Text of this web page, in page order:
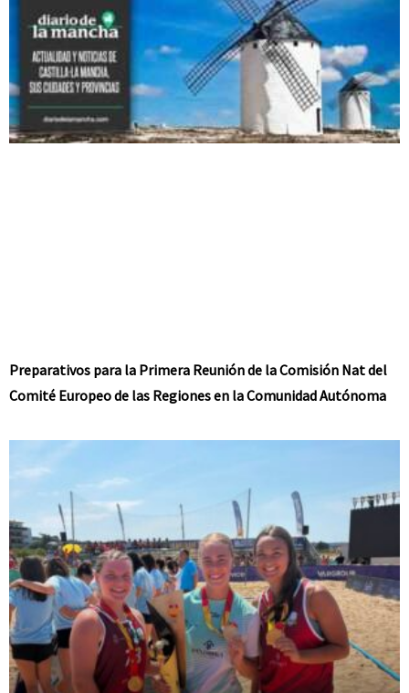
Preparativos para la Primera Reunión de la Comisión Nat del
Comité Europeo de las Regiones en la Comunidad Autónoma